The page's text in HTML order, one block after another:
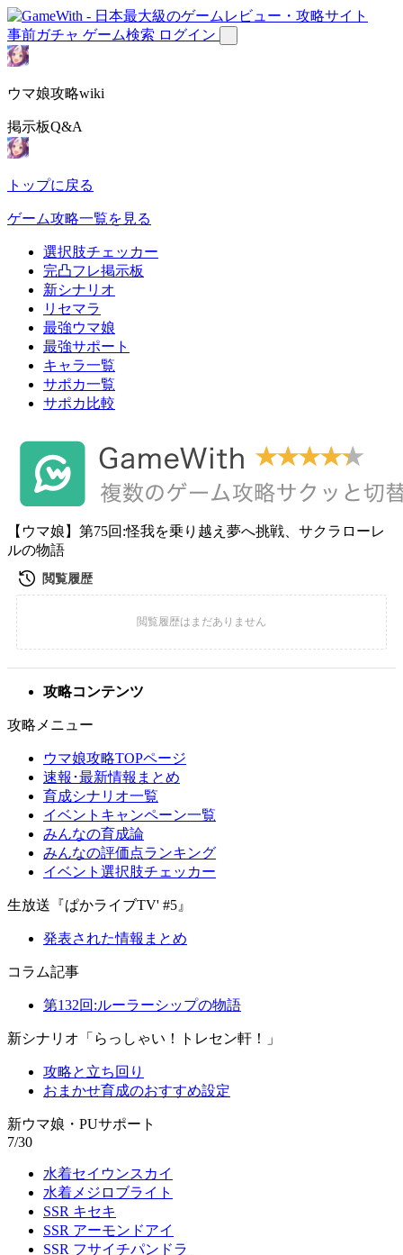
事前ガチャ ゲーム検索 ログイン
ウマ娘攻略wiki
掲示板Q&A
トップに戻る
ゲーム攻略一覧を見る
選択肢チェッカー
完凸フレ掲示板
新シナリオ
リセマラ
最強ウマ娘
最強サポート
キャラ一覧
サポカ一覧
サポカ比較
【ウマ娘】第75回:怪我を乗り越え夢へ挑戦、サクラローレ
ルの物語
攻略コンテンツ
攻略メニュー
ウマ娘攻略TOPページ
速報･最新情報まとめ
育成シナリオ一覧
イベントキャンペーン一覧
みんなの育成論
みんなの評価点ランキング
イベント選択肢チェッカー
生放送『ぱかライブTV' #5』
発表された情報まとめ
コラム記事
第132回:ルーラーシップの物語
新シナリオ「らっしゃい！トレセン軒！」
攻略と立ち回り
おまかせ育成のおすすめ設定
新ウマ娘・PUサポート
7/30
水着セイウンスカイ
水着メジロブライト
SSR キセキ
SSR アーモンドアイ
SSR フサイチパンドラ